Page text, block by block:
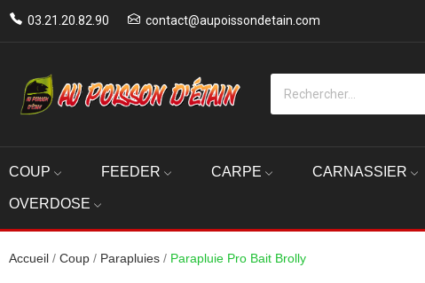
03.21.20.82.90 contact@aupoissondetain.com
COUP FEEDER CARPE CARNASSIER
OVERDOSE
Accueil Coup Parapluies Parapluie Pro Bait Brolly